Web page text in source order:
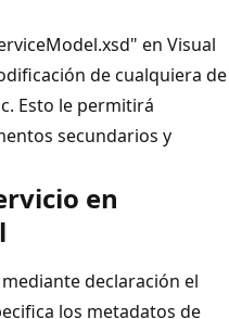
en Visual
de cualquiera de
Esto le permitirá
secundarios y
en
declaración el
los metadatos de